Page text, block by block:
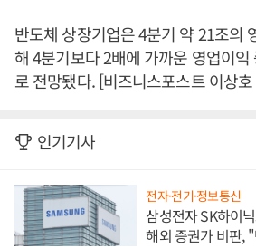
반도체 상장기업은 4분기 약 21조의
해 4분기보다 2배에 가까운 영업이
로 전망됐다. [비즈니스포스트 이상
인기기사
전자·전기·정보통신
삼성전자 SK하이
해외 증권가 비판,